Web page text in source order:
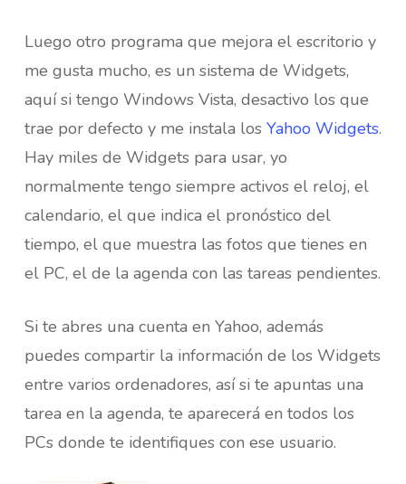
Luego otro programa que mejora el escritorio y
me gusta mucho, es un sistema de Widgets,
aquí si tengo Windows Vista, desactivo los que
trae por defecto y me instala los Yahoo Widgets.
Hay miles de Widgets para usar, yo
normalmente tengo siempre activos el reloj, el
calendario, el que indica el pronóstico del
tiempo, el que muestra las fotos que tienes en
el PC, el de la agenda con las tareas pendientes.
Si te abres una cuenta en Yahoo, además
puedes compartir la información de los Widgets
entre varios ordenadores, así si te apuntas una
tarea en la agenda, te aparecerá en todos los
PCs donde te identifiques con ese usuario.